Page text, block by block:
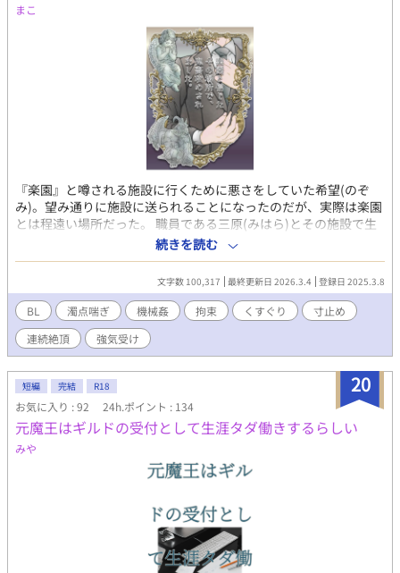
まこ
『楽園』と噂される施設に行くために悪さをしていた希望(のぞ
み)。望み通りに施設に送られることになったのだが、実際は楽園
とは程遠い場所だった。 職員である三原(みはら)とその施設で生
活することになった希望のお話しです。 含まれるプレイ内容 濁点
喘/拘束/機械/マジックハンド/くすぐり/乳首責/寸止/歯ブラシ/口
内責/焦らし/連続絶頂/潮吹/羞恥/前立腺責/玩具/複数/フェラ/耳責/
ローションガーゼ/潮吹etc. 表紙：聖奈様
続きを読む
文字数 100,317 最終更新日 2026.3.4 登録日 2025.3.8
BL 濁点喘ぎ 機械姦 拘束 くすぐり
寸止め
連続絶頂
強気受け
20
短編 完結 R18
お気に入り : 92 24h.ポイント : 134
元魔王はギルドの受付として生涯タダ働きするらしい
みや